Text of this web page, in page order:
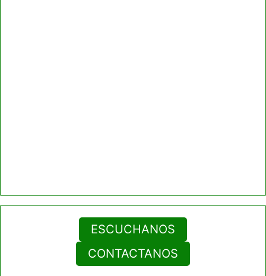
ESCUCHANOS
CONTACTANOS